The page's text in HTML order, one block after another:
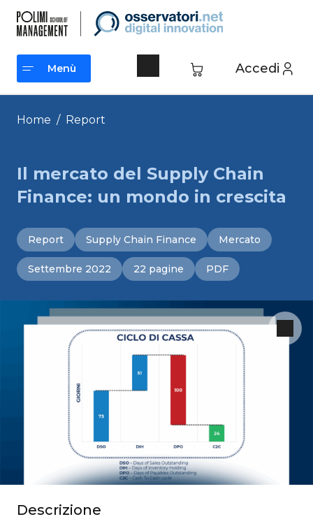
contenuto
Accedi
Menù
Menù
Home / Report
Il mercato del Supply Chain
Finance: un mondo in crescita
Report Supply Chain Finance Mercato
Settembre 2022 22 pagine PDF
Descrizione